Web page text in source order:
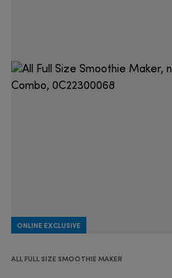
ONLINE EXCLUSIVE
ALL FULL SIZE SMOOTHIE MAKER